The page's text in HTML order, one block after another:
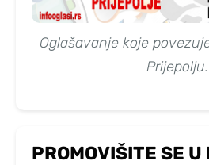
Oglašavanje koje
Prijepolju.
PROMOVIŠITE SE